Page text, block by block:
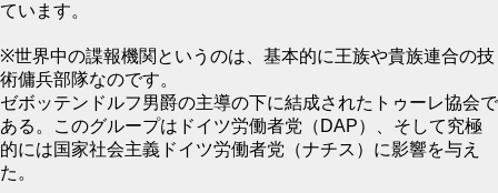
ています。
※世界中の諜報機関というのは、基本的に王族や貴族連合の技
術傭兵部隊なのです。
ゼボッテンドルフ男爵の主導の下に結成されたトゥーレ協会で
ある。このグループはドイツ労働者党（DAP）、そして究極
的には国家社会主義ドイツ労働者党（ナチス）に影響を与え
た。